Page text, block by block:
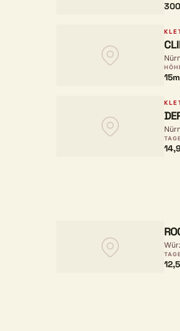
15m